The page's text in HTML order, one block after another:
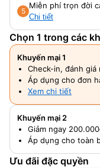
5
Miễn phí trọn đời
Chi tiết
Chọn 1 trong các
Khuyến mại 1
Check-in, đánh giá
Áp dụng cho đơn
Xem chi tiết
Khuyến mại 2
Giảm ngay
Áp dụng cho toàn
Ưu đãi đặc quyền